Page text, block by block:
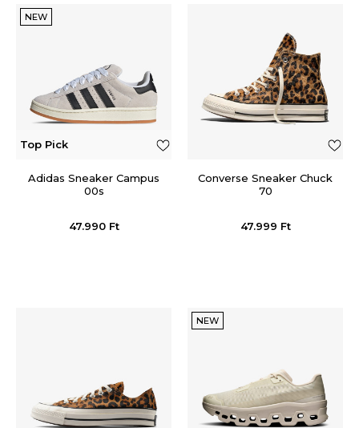
NEW
Top Pick
Adidas Sneaker Campus
00s
47.990 Ft
Converse Sneaker Chuck
70
47.999 Ft
NEW